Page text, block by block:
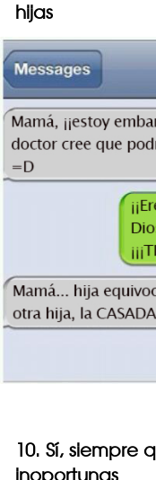
hijas
10. Sí, siempre
inoportunas